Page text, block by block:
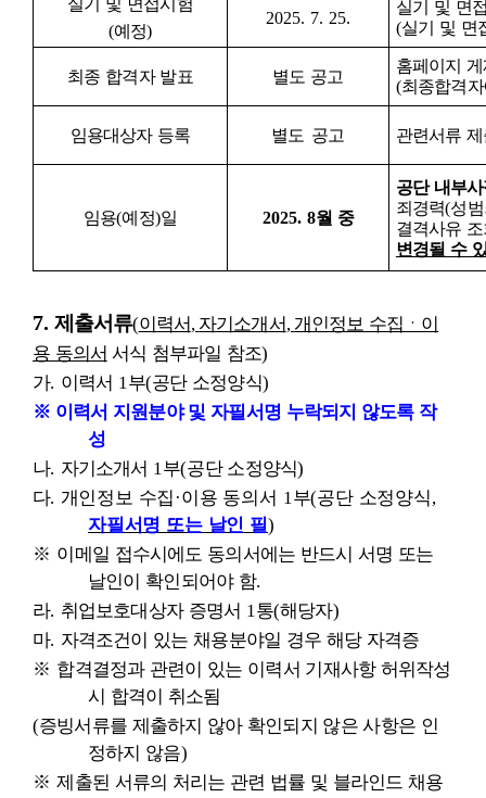
실기 및 면접시험
(예정)
2025. 7. 25.
실기 및 면
(실기 및 면
최종 합격자 발표 별도 공고
홈페이지
(최종합격
임용대상자 등록 별도 공고 관련서류
임용(예정)일 2025. 8월 중
공단 내부
죄경력(성
결격사유
변경될 수
7. 제출서류(이력서, 자기소개서,개인정보 수집ㆍ이
용 동의서 서식 첨부파일 참조)
가. 이력서 1부(공단 소정양식)
※ 이력서 지원분야 및 자필서명 누락되지 않도록 작
성
나. 자기소개서 1부(공단 소정양식)
다. 개인정보 수집 ·이용 동의서 1부(공단 소정양식,
자필서명 또는 날인 필)
※ 이메일 접수시에도 동의서에는 반드시 서명 또는
날인이 확인되어야 함.
라. 취업보호대상자 증명서 1통(해당자)
마. 자격조건이 있는 채용분야일 경우 해당 자격증
※ 합격결정과 관련이 있는 이력서 기재사항 허위작성
시 합격이 취소됨
(증빙서류를 제출하지 않아 확인되지 않은 사항은 인
정하지 않음)
※제출된 서류의 처리는 관련 법률 및 블라인드 채용